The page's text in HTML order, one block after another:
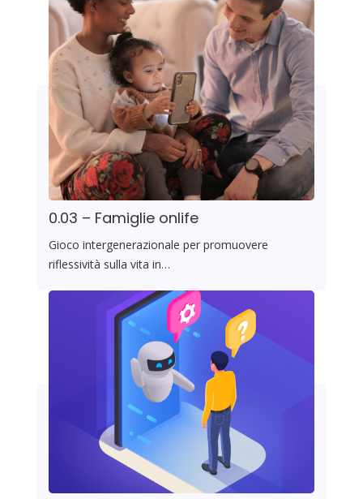
0.03 – Famiglie onlife
Gioco intergenerazionale per promuovere
riflessività sulla vita in…